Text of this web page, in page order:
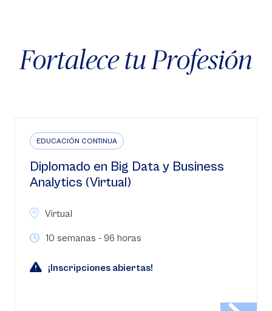
Fortalece tu Profesión
EDUCACIÓN CONTINUA
Diplomado en Gerencia de Riesgos
(Virtual)
Virtual
10 semanas - 96 horas
¡Inscripciones abiertas!